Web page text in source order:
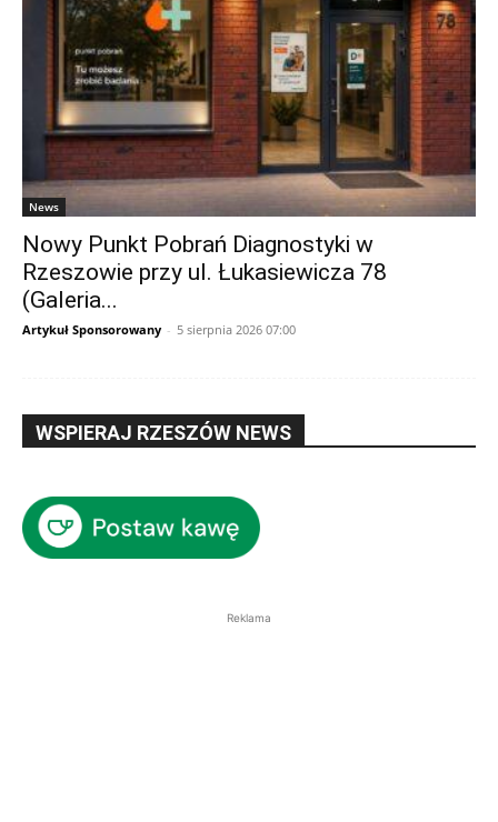
News
Nowy Punkt Pobrań Diagnostyki w
Rzeszowie przy ul. Łukasiewicza 78
(Galeria...
Artykuł Sponsorowany - 5 sierpnia 2026 07:00
WSPIERAJ RZESZÓW NEWS
Reklama